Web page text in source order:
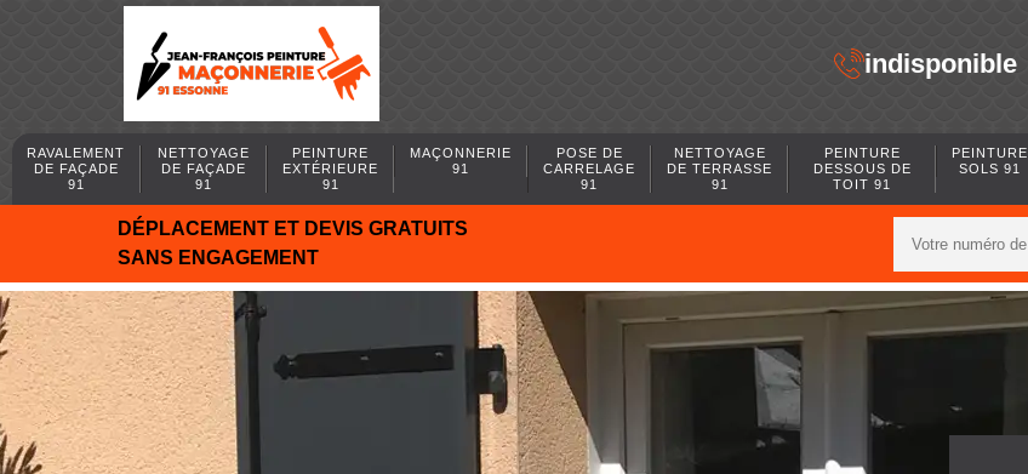
indisponible
RAVALEMENT
DE FAÇADE
91
NETTOYAGE
DE FAÇADE
91
PEINTURE
EXTÉRIEURE
91
MAÇONNERIE
91
POSE DE
CARRELAGE
91
NETTOYAGE
DE TERRASSE
91
PEINTURE
DESSOUS DE
TOIT 91
PEINTURE
SOLS 91
DÉPLACEMENT ET DEVIS GRATUITS
SANS ENGAGEMENT